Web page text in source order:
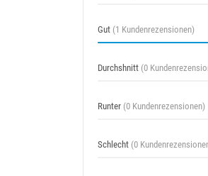
Gut (1 Kundenrezensionen)
Durchshnitt (0
Runter (0 Kundenrezensionen)
Schlecht (0